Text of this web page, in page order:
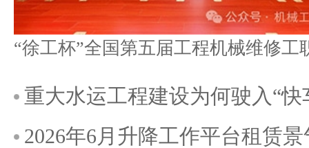
重大水运工程建设为何驶入“快
2026年6月升降工作平台租赁